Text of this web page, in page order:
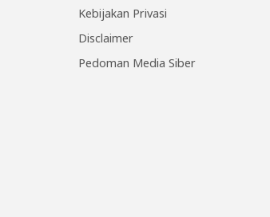
Kebijakan Privasi
Disclaimer
Pedoman Media Siber